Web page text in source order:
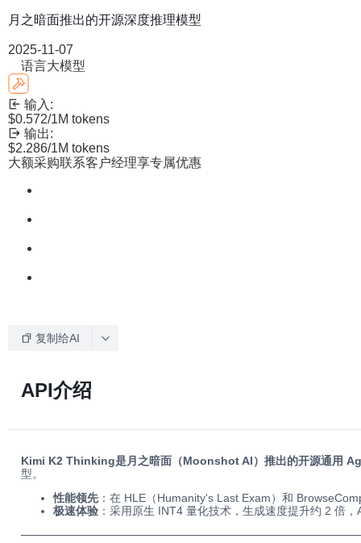
月之暗面推出的开源深度推理模型
2025-11-07
语言大模型
输入:
$0.572/1M tokens
输出:
$2.286/1M tokens
大额采购联系客户经理享专属优惠
复制给AI
API介绍
Kimi K2 Thinking是月之暗面（Moonshot AI）推出的开源通用
型。
性能领先 ：在 HLE（Humanity's Last Exam）和
极速体验 ：采用原生 INT4 量化技术，生成速度提升约 2 倍
────────────────────────────────